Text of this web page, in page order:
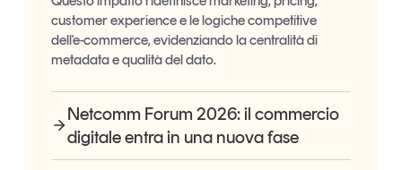
customer experience e le logiche competitive
dell'e-commerce, evidenziando la centralità di
metadata e qualità del dato.
Netcomm Forum 2026: il commercio
digitale entra in una nuova fase